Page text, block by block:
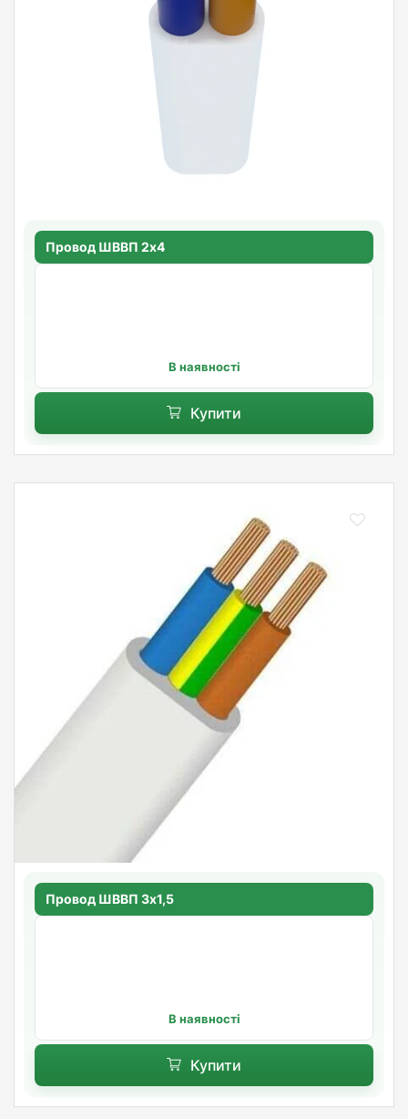
Провод ШВВП 2х4
В наявності
Купити
Провод ШВВП 3х1,5
В наявності
Купити